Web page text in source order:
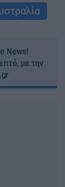
News!
με την